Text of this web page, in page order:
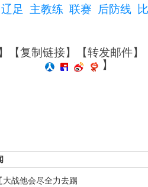
辽足 主教练 联赛 后防线
【复制链接】【转发邮件】
】
战他会尽全力去踢